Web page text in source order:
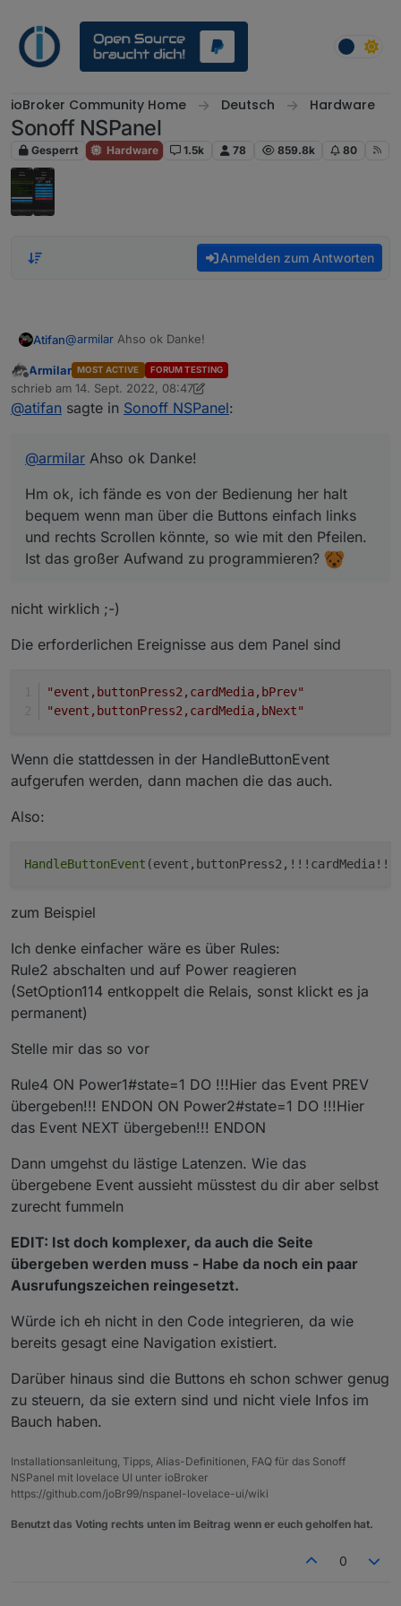
ioBroker Community Home Deutsch Hardware
Sonoff NSPanel
Gesperrt Hardware 1.5k 78 859.8k 80
Anmelden zum Antworten
Atifan@armilar Ahso ok Danke!
Hm ok, ich fände es von der Bedienung her halt
bequem wenn man über die Buttons einfach links und
rechts Scrollen könnte, so wie mit den Pfeilen.
Offline
Armilar MOST ACTIVE FORUM TESTING
schrieb am 14. Sept. 2022, 08:47
zuletzt editiert von Armilar
@atifan sagte in Sonoff NSPanel:
@armilar Ahso ok Danke!
Hm ok, ich fände es von der Bedienung her halt
bequem wenn man über die Buttons einfach links
und rechts Scrollen könnte, so wie mit den Pfeilen.
Ist das großer Aufwand zu programmieren?
nicht wirklich ;-)
Die erforderlichen Ereignisse aus dem Panel sind
"event,buttonPress2,cardMedia,bPrev"
"event,buttonPress2,cardMedia,bNext"
Wenn die stattdessen in der HandleButtonEvent
aufgerufen werden, dann machen die das auch.
Also:
HandleButtonEvent
zum Beispiel
Ich denke einfacher wäre es über Rules:
Rule2 abschalten und auf Power reagieren
(SetOption114 entkoppelt die Relais, sonst klickt es ja
permanent)
Stelle mir das so vor
Rule4 ON Power1#state=1 DO !!!Hier das Event PREV
übergeben!!! ENDON ON Power2#state=1 DO !!!Hier
das Event NEXT übergeben!!! ENDON
Dann umgehst du lästige Latenzen. Wie das
übergebene Event aussieht müsstest du dir aber selbst
zurecht fummeln
EDIT: Ist doch komplexer, da auch die Seite
übergeben werden muss - Habe da noch ein paar
Ausrufungszeichen reingesetzt.
Würde ich eh nicht in den Code integrieren, da wie
bereits gesagt eine Navigation existiert.
Darüber hinaus sind die Buttons eh schon schwer genug
zu steuern, da sie extern sind und nicht viele Infos im
Bauch haben.
Installationsanleitung, Tipps, Alias-Definitionen, FAQ für das Sonoff
NSPanel mit lovelace UI unter ioBroker
https://github.com/joBr99/nspanel-lovelace-ui/wiki
Benutzt das Voting rechts unten im Beitrag wenn er euch geholfen hat.
0